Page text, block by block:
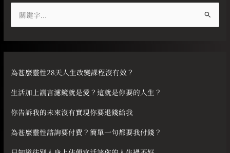
尋
關
字
為甚麼靈性28天人生改變課程沒有效？
生活加上謊言濾鏡就是愛？這就是你要的人生？
你告訴我的未來沒有實現你要退錢給我
為甚麼靈性諮詢要付費？簡單一句都要我付錢？